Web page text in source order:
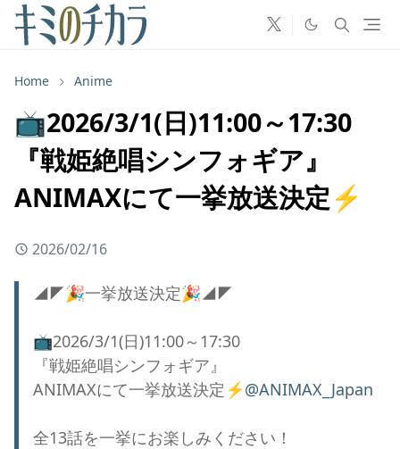
Home Anime
📺2026/3/1(日)11:00～17:30
『戦姫絶唱シンフォギア』
ANIMAXにて一挙放送決定⚡
2026/02/16
◢◤🎉一挙放送決定🎉◢◤
📺2026/3/1(日)11:00～17:30
『戦姫絶唱シンフォギア』
ANIMAXにて一挙放送決定⚡@ANIMAX_Japan
全13話を一挙にお楽しみください！